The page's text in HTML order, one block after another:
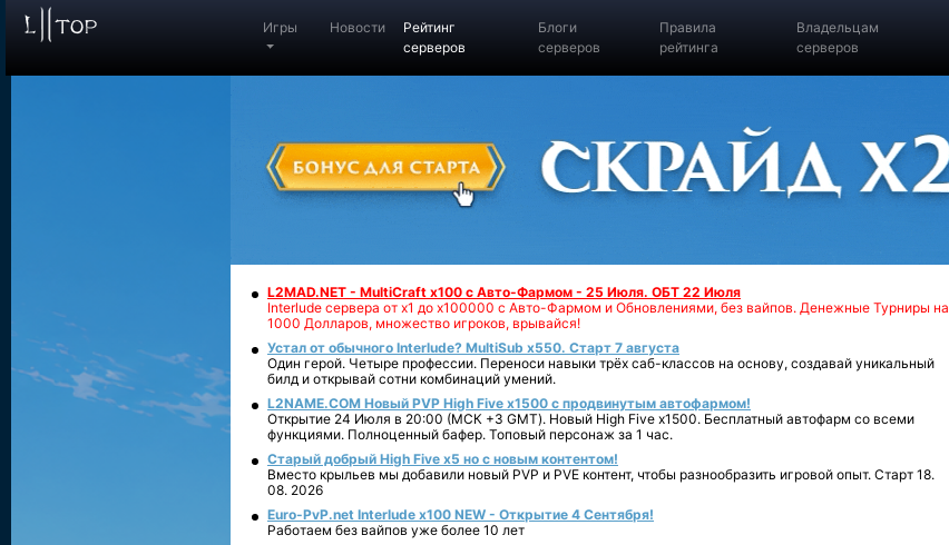
Игры Новости
Рейтинг
серверов
Блоги
серверов
Правила
рейтинга
Владельцам
серверов
L2MAD.NET - MultiCraft x100 с Авто-Фармом - 25 Июля. ОБТ 22 Июля
Interlude сервера от х1 до х100000 с Авто-Фармом и Обновлениями, без вайпов. Денежные Турниры на
1000 Долларов, множество игроков, врывайся!
Устал от обычного Interlude? MultiSub x550. Старт 7 августа
Один герой. Четыре профессии. Переноси навыки трёх саб-классов на основу, создавай уникальный
билд и открывай сотни комбинаций умений.
L2NAME.COM Новый PVP High Five x1500 с продвинутым автофармом!
Открытие 24 Июля в 20:00 (МСК +3 GMT). Новый High Five x1500. Бесплатный автофарм со всеми
функциями. Полноценный бафер. Топовый персонаж за 1 час.
Старый добрый High Five x5 но с новым контентом!
Вместо крыльев мы добавили новый PVP и PVE контент, чтобы разнообразить игровой опыт. Старт 18.
08. 2026
Euro-PvP.net Interlude х100 NEW - Открытие 4 Сентября!
Работаем без вайпов уже более 10 лет